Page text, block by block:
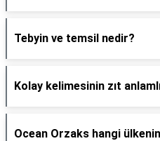
Tebyin ve temsil nedir?
Kolay kelimesinin zıt
Ocean Orzaks hangi ülkenin